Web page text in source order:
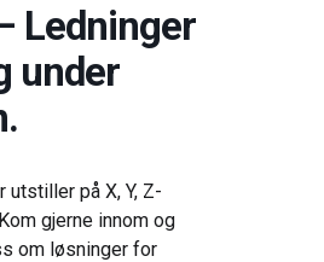
Ledninger
under
utstiller på X, Y, Z-
gjerne innom og
om løsninger for